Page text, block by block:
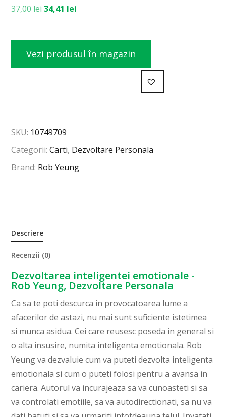
37,00lei34,41 lei
Vezi produsul în magazin
SKU: 10749709
Categorii:Carti, Dezvoltare Personala
Brand: Rob Yeung
Descriere
Recenzii (0)
Dezvoltarea inteligentei emotionale -
Rob Yeung, Dezvoltare Personala
Ca sa te poti descurca in provocatoarea lume a
afacerilor de astazi, nu mai sunt suficiente istetimea
si munca asidua. Cei care reusesc poseda in general si
o alta insusire, numita inteligenta emotionala. Rob
Yeung va dezvaluie cum va puteti dezvolta inteligenta
emotionala si cum o puteti folosi pentru a avansa in
cariera. Autorul va incurajeaza sa va cunoasteti si sa
va controlati emotiile, sa va autodirectionati, sa nu va